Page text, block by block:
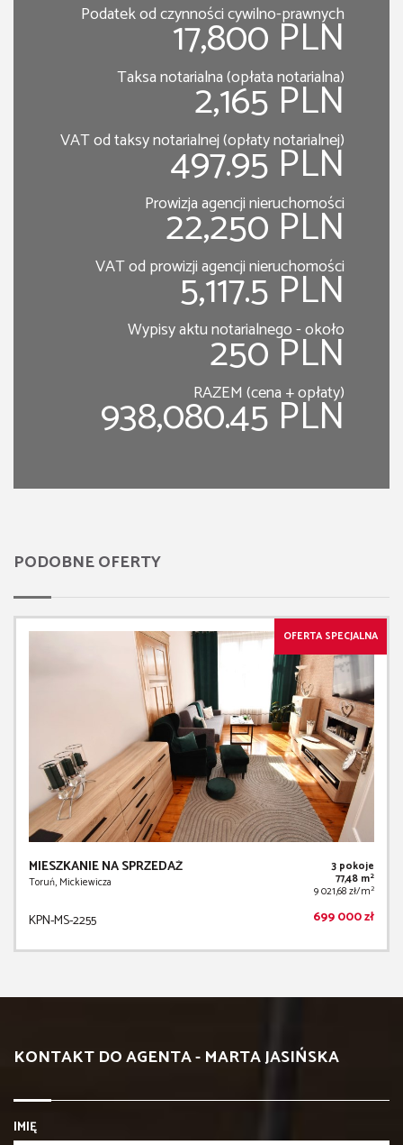
Podatek od czynności cywilno-prawnych
17,800 PLN
Taksa notarialna (opłata notarialna)
2,165 PLN
VAT od taksy notarialnej (opłaty notarialnej)
497.95 PLN
Prowizja agencji nieruchomości
22,250 PLN
VAT od prowizji agencji nieruchomości
5,117.5 PLN
Wypisy aktu notarialnego - około
250 PLN
RAZEM (cena + opłaty)
938,080.45 PLN
PODOBNE OFERTY
OFERTA SPECJALNA
MIESZKANIE NA SPRZEDAŻ
Toruń, Mickiewicza
3 pokoje
77,48 m2
9 021,68 zł/m2
KPN-MS-2255 699 000 zł
KONTAKT DO AGENTA - MARTA JASIŃSKA
IMIĘ